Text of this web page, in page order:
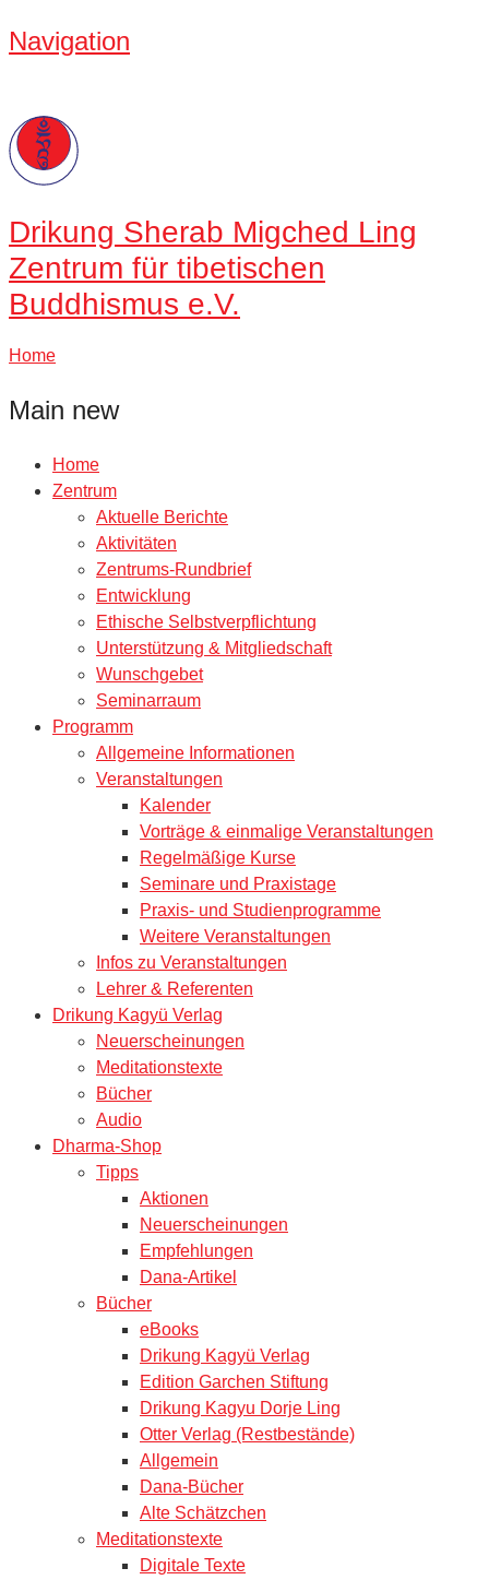
Navigation
Drikung Sherab Migched Ling
Zentrum für tibetischen
Buddhismus e.V.
Home
Main new
Home
Zentrum
Aktuelle Berichte
Aktivitäten
Zentrums-Rundbrief
Entwicklung
Ethische Selbstverpflichtung
Unterstützung & Mitgliedschaft
Wunschgebet
Seminarraum
Programm
Allgemeine Informationen
Veranstaltungen
Kalender
Vorträge & einmalige Veranstaltungen
Regelmäßige Kurse
Seminare und Praxistage
Praxis- und Studienprogramme
Weitere Veranstaltungen
Infos zu Veranstaltungen
Lehrer & Referenten
Drikung Kagyü Verlag
Neuerscheinungen
Meditationstexte
Bücher
Audio
Dharma-Shop
Tipps
Aktionen
Neuerscheinungen
Empfehlungen
Dana-Artikel
Bücher
eBooks
Drikung Kagyü Verlag
Edition Garchen Stiftung
Drikung Kagyu Dorje Ling
Otter Verlag (Restbestände)
Allgemein
Dana-Bücher
Alte Schätzchen
Meditationstexte
Digitale Texte